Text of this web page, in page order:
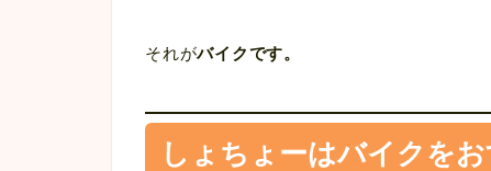
それがバイクです。
しょちょーはバイクを